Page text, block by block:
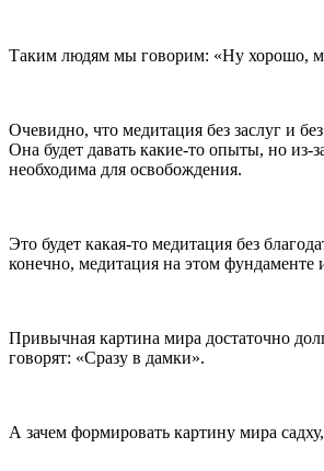
Таким людям мы говорим: «Ну хорошо,
Очевидно, что медитация без заслуг и
Она будет давать какие-то опыты, но из-
необходима для освобождения.
Это будет какая-то медитация без
конечно, медитация на этом фундаменте
Привычная картина мира достаточно
говорят: «Сразу в дамки».
А зачем формировать картину мира